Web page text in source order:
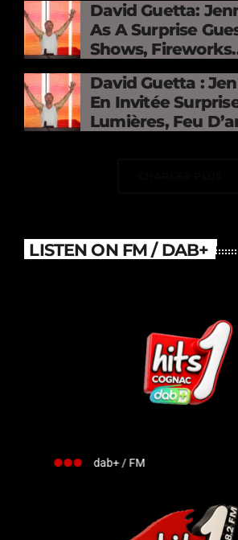
David Guetta:
As A Surprise
Shows,
Electrifies The
France
David Guetta :
En Invitée
Lumières, Feu
LISTEN ON FM / DAB+
dab+ / FM